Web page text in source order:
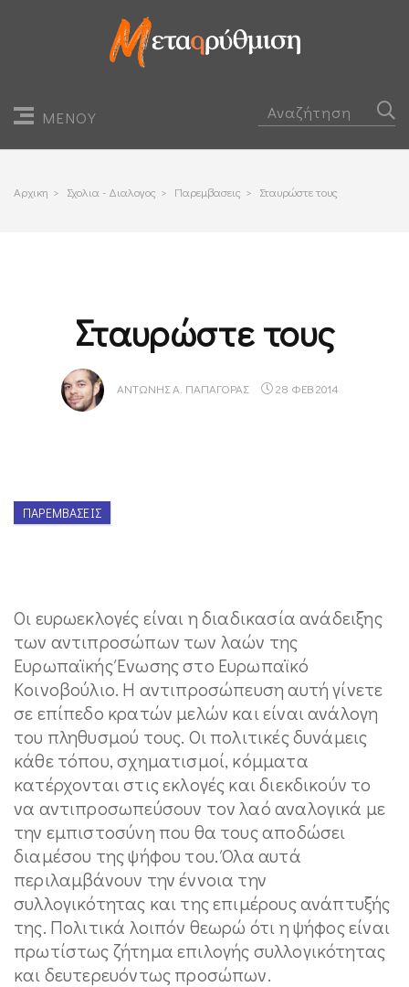
ΜΕΝΟΥ
Αρχικη > Σχολια - Διαλογος > Παρεμβασεις > Σταυρώστε τους
Σταυρώστε τους
ΑΝΤΏΝΗΣ Α. ΠΑΠΑΓΌΡΑΣ 28 ΦΕΒ 2014
ΠΑΡΕΜΒΆΣΕΙΣ
Οι ευρωεκλογές είναι η διαδικασία ανάδειξης
των αντιπροσώπων των λαών της
Ευρωπαϊκής Ένωσης στο Ευρωπαϊκό
Κοινοβούλιο. Η αντιπροσώπευση αυτή γίνετε
σε επίπεδο κρατών μελών και είναι ανάλογη
του πληθυσμού τους. Οι πολιτικές δυνάμεις
κάθε τόπου, σχηματισμοί, κόμματα
κατέρχονται στις εκλογές και διεκδικούν το
να αντιπροσωπεύσουν τον λαό αναλογικά με
την εμπιστοσύνη που θα τους αποδώσει
διαμέσου της ψήφου του. Όλα αυτά
περιλαμβάνουν την έννοια την
συλλογικότητας και της επιμέρους ανάπτυξής
της. Πολιτικά λοιπόν θεωρώ ότι η ψήφος είναι
πρωτίστως ζήτημα επιλογής συλλογικότητας
και δευτερευόντως προσώπων.